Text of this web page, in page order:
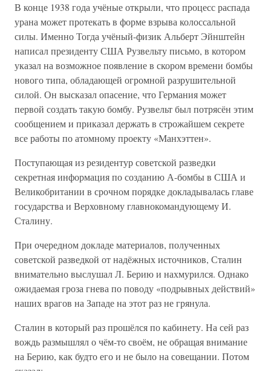
В конце 1938 года учёные открыли, что процесс распада
урана может протекать в форме взрыва колоссальной
силы. Именно Тогда учёный-физик Альберт Эйнштейн
написал президенту США Рузвельту письмо, в котором
указал на возможное появление в скором времени бомбы
нового типа, обладающей огромной разрушительной
силой. Он высказал опасение, что Германия может
первой создать такую бомбу. Рузвельт был потрясён этим
сообщением и приказал держать в строжайшем секрете
все работы по атомному проекту «Манхэттен».
Поступающая из резидентур советской разведки
секретная информация по созданию А-бомбы в США и
Великобритании в срочном порядке докладывалась главе
государства и Верховному главнокомандующему И.
Сталину.
При очередном докладе материалов, полученных
советской разведкой от надёжных источников, Сталин
внимательно выслушал Л. Берию и нахмурился. Однако
ожидаемая гроза гнева по поводу «подрывных действий»
наших врагов на Западе на этот раз не грянула.
Сталин в который раз прошёлся по кабинету. На сей раз
вождь размышлял о чём-то своём, не обращая внимание
на Берию, как будто его и не было на совещании. Потом